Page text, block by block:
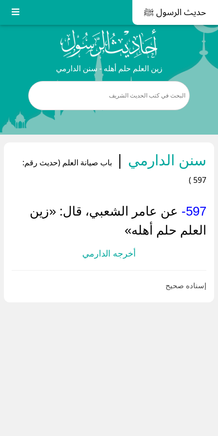
حديث الرسول ﷺ
زين العلم حلم أهله - سنن الدارمي
سنن الدارمي |
باب صيانة العلم (حديث رقم:
597 )
597-
عن عامر الشعبي، قال: «زين
العلم حلم أهله»
أخرجه الدارمي
إسناده صحيح